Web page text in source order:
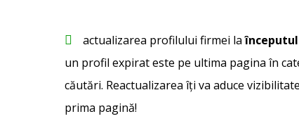
actualizarea profilului firmei la
un profil expirat este pe ultima pagina în
căutări. Reactualizarea îți va aduce
prima pagină!